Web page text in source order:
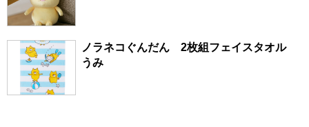
ノラネコぐんだん 2枚組フェイスタオル
うみ